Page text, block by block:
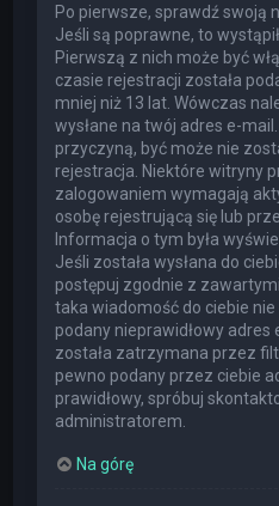
Po pierwsze, sprawdź swoją
Jeśli są poprawne, to
Pierwszą z nich może być
czasie rejestracji została
mniej niż 13 lat. Wówczas
wysłane na twój adres e-
przyczyną, być może nie
rejestracja. Niektóre witryny
zalogowaniem wymagają
osobę rejestrującą się lub
Informacja o tym była
Jeśli została wysłana do
postępuj zgodnie z
taka wiadomość do ciebie nie
podany nieprawidłowy
została zatrzymana przez
pewno podany przez ciebie
prawidłowy, spróbuj
administratorem.
Na górę